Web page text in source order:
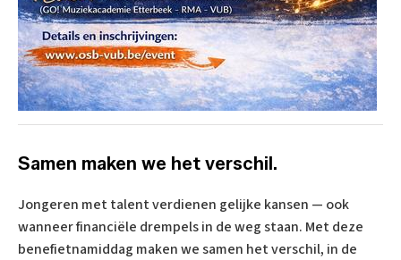
Samen maken we het verschil.
Jongeren met talent verdienen gelijke kansen — ook
wanneer financiële drempels in de weg staan. Met deze
benefietnamiddag maken we samen het verschil, in de